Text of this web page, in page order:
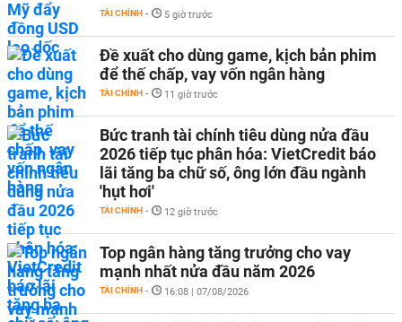
TÀI CHÍNH - 5 giờ trước
Đề xuất cho dùng game, kịch bản phim
để thế chấp, vay vốn ngân hàng
TÀI CHÍNH - 11 giờ trước
Bức tranh tài chính tiêu dùng nửa đầu
2026 tiếp tục phân hóa: VietCredit báo
lãi tăng ba chữ số, ông lớn đầu ngành
'hụt hơi'
TÀI CHÍNH - 12 giờ trước
Top ngân hàng tăng trưởng cho vay
mạnh nhất nửa đầu năm 2026
TÀI CHÍNH - 16:08 | 07/08/2026